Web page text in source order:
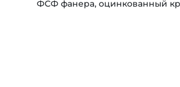
ФСФ фанера, оцинкованный